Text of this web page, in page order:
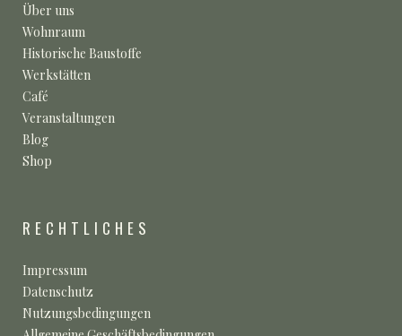
Über uns
Wohnraum
Historische Baustoffe
Werkstätten
Café
Veranstaltungen
Blog
Shop
RECHTLICHES
Impressum
Datenschutz
Nutzungsbedingungen